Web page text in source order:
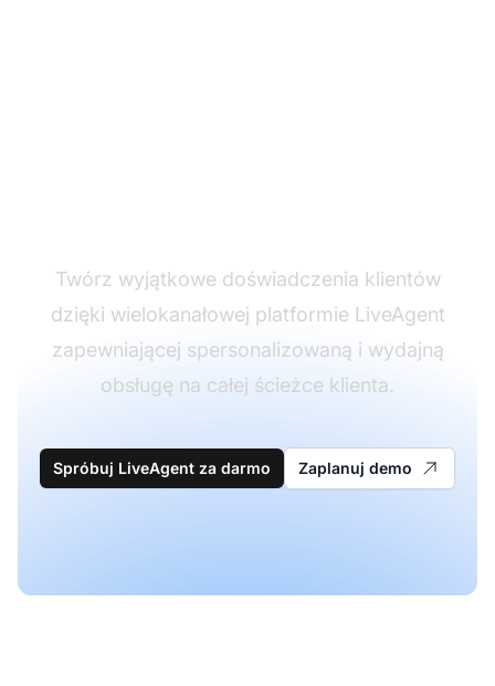
Twórz wyjątkowe doświadczenia klientów
dzięki wielokanałowej platformie LiveAgent
zapewniającej spersonalizowaną i wydajną
obsługę na całej ścieżce klienta.
Spróbuj LiveAgent za darmo Zaplanuj demo